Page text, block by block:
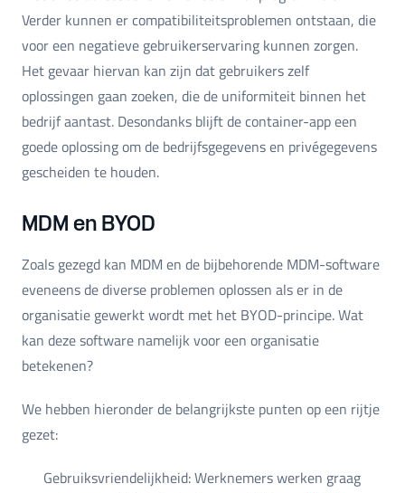
Verder kunnen er compatibiliteitsproblemen ontstaan, die
voor een negatieve gebruikerservaring kunnen zorgen.
Het gevaar hiervan kan zijn dat gebruikers zelf
oplossingen gaan zoeken, die de uniformiteit binnen het
bedrijf aantast. Desondanks blijft de container-app een
goede oplossing om de bedrijfsgegevens en privégegevens
gescheiden te houden.
MDM en BYOD
Zoals gezegd kan MDM en de bijbehorende MDM-software
eveneens de diverse problemen oplossen als er in de
organisatie gewerkt wordt met het BYOD-principe. Wat
kan deze software namelijk voor een organisatie
betekenen?
We hebben hieronder de belangrijkste punten op een rijtje
gezet:
Gebruiksvriendelijkheid: Werknemers werken graag